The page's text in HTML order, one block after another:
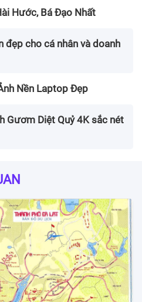
Hước, Bá Đạo Nhất
đẹp cho cá nhân và doanh
Nền Laptop Đẹp
Gươm Diệt Quỷ 4K sắc nét